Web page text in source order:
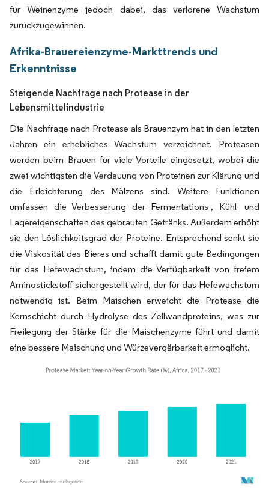
für Weinenzyme jedoch dabei, das verlorene Wachstum
zurückzugewinnen.
Afrika-Brauereienzyme-Markttrends und
Erkenntnisse
Steigende Nachfrage nach Protease in der
Lebensmittelindustrie
Die Nachfrage nach Protease als Brauenzym hat in den letzten
Jahren ein erhebliches Wachstum verzeichnet. Proteasen
werden beim Brauen für viele Vorteile eingesetzt, wobei die
zwei wichtigsten die Verdauung von Proteinen zur Klärung und
die Erleichterung des Mälzens sind. Weitere Funktionen
umfassen die Verbesserung der Fermentations-, Kühl- und
Lagereigenschaften des gebrauten Getränks. Außerdem erhöht
sie den Löslichkeitsgrad der Proteine. Entsprechend senkt sie
die Viskosität des Bieres und schafft damit gute Bedingungen
für das Hefewachstum, indem die Verfügbarkeit von freiem
Aminostickstoff sichergestellt wird, der für das Hefewachstum
notwendig ist. Beim Maischen erweicht die Protease die
Kernschicht durch Hydrolyse des Zellwandproteins, was zur
Freilegung der Stärke für die Maischenzyme führt und damit
eine bessere Maischung und Würzevergärbarkeit ermöglicht.